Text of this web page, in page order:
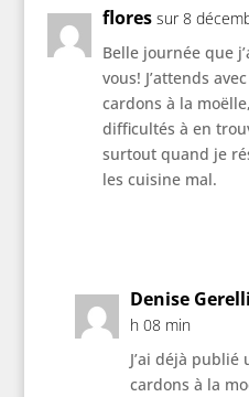
flores sur 8
Belle journée que
vous! J’attends
cardons à la
difficultés à en
surtout quand je
les cuisine mal.
Denise Gerelli
h 08 min
J’ai déjà
cardons à la